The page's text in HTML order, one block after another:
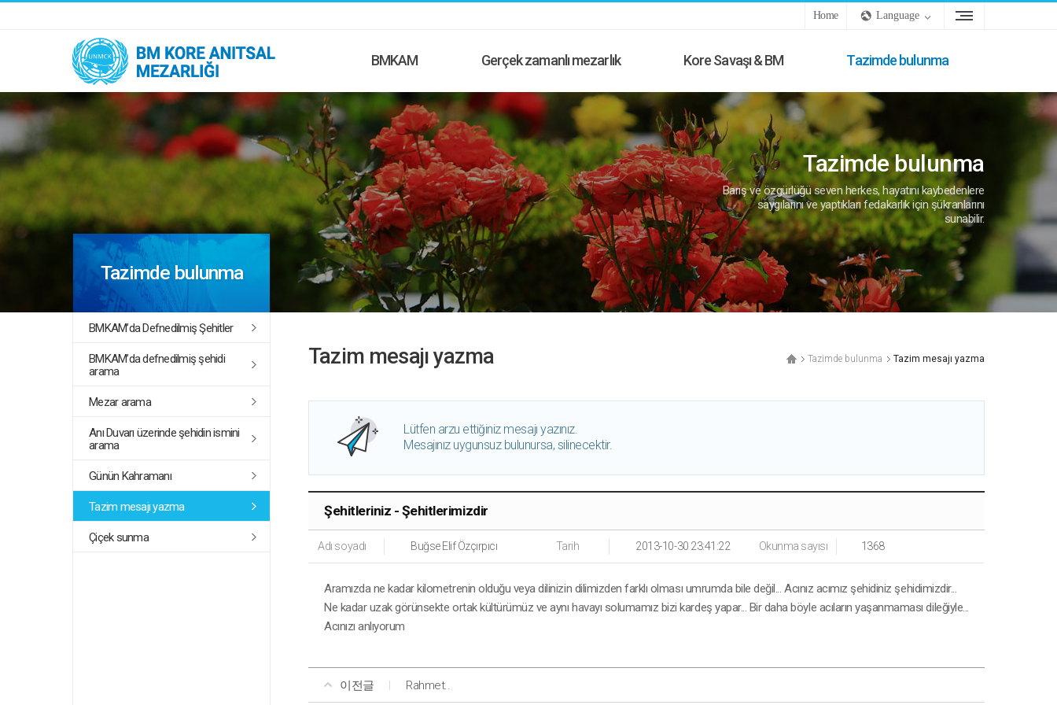
Home Language
BMKAM Gerçek zamanlı mezarlık Kore Savaşı & BM Tazimde bulunma
Tazimde bulunma
Barış ve özgürlüğü seven herkes, hayatını kaybedenlere
saygılarını ve yaptıkları fedakarlık için şükranlarını
sunabilir.
Tazimde bulunma
BMKAM’da Defnedilmiş Şehitler
BMKAM’da defnedilmiş şehidi
arama
Mezar arama
Anı Duvarı üzerinde şehidin ismini
arama
Günün Kahramanı
Tazim mesajı yazma
Çiçek sunma
Tazim mesajı yazma Tazimde bulunma Tazim mesajı yazma
Lütfen arzu ettiğiniz mesajı yazınız.
Mesajınız uygunsuz bulunursa, silinecektir.
Şehitleriniz - Şehitlerimizdir
Adı soyadı Buğse Elif Özçırpıcı Tarih 2013-10-30 23:41:22 Okunma sayısı 1368
Aramızda ne kadar kilometrenin olduğu veya dilinizin dilimizden farklı olması umrumda bile değil... Acınız acımız şehidiniz şehidimizdir...
Ne kadar uzak görünsekte ortak kültürümüz ve aynı havayı solumamız bizi kardeş yapar... Bir daha böyle acıların yaşanmaması dileğiyle...
Acınızı anlıyorum
이전글 Rahmet..